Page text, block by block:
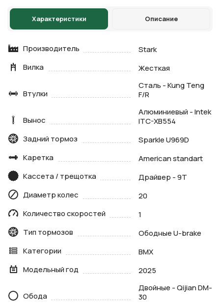
Характеристики Описание
Производитель
Stark
Вилка
Жесткая
Втулки
Сталь - Kung Teng
F/R
Вынос
Алюминиевый - Intek
ITC-XB554
Задний тормоз
Sparkle U969D
Каретка
American standart
Кассета / трещотка
Драйвер - 9T
Диаметр колес
20
Количество скоростей
1
Тип тормозов
Ободные U-brake
Категории
BMX
Модельный год
2025
Обода
Двойные - Qijian DM-
30